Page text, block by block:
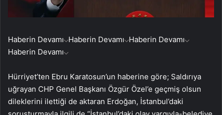
Haberin Devamı Haberin Devamı Haberin Devamı
Haberin Devamı
Hürriyet’ten Ebru Karatosun’un haberine göre; Saldırıya
uğrayan CHP Genel Başkanı Özgür Özel’e geçmiş olsun
dileklerini ilettiği de aktaran Erdoğan, İstanbul’daki